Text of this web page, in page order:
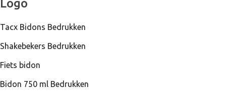
SPOT FRESH - Sportfles 500ml Neon fuchsia
Logo
Tacx Bidons Bedrukken
Shakebekers Bedrukken
Fiets bidon
Bidon 750 ml Bedrukken